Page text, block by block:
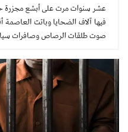
عشر سنوات مرت على أبشع مجزرة
فيها آلاف الضحايا وباتت
صوت طلقات الرصاص وصافرات